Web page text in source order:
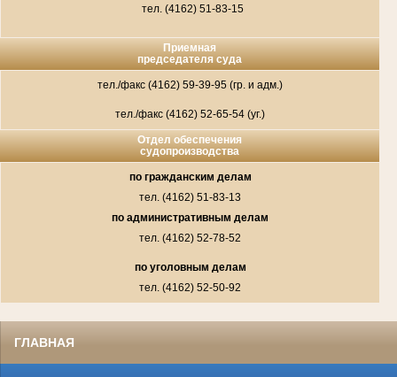
тел. (4162) 51-83-15
Приемная
председателя суда
тел./факс (4162) 59-39-95 (гр. и адм.)
тел./факс (4162) 52-65-54 (уг.)
Отдел обеспечения
судопроизводства
по гражданским делам
тел. (4162) 51-83-13
по административным делам
тел. (4162) 52-78-52
по уголовным делам
тел. (4162) 52-50-92
ГЛАВНАЯ